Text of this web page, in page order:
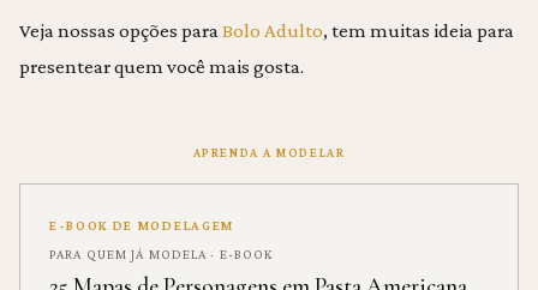
Veja nossas opções paraBolo Adulto, tem muitas ideia para
presentear quem você mais gosta.
APRENDA A MODELAR
E-BOOK DE MODELAGEM
PARA QUEM JÁ MODELA · E-BOOK